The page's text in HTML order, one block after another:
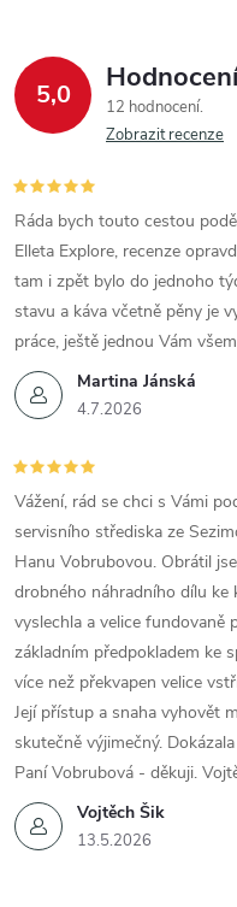
5,0
12 hodnocení
Zobrazit recenze
Martina Jánská
4.7.2026
Ráda bych touto cestou
Elleta Explore, recenze
tam i zpět bylo do jednoho
stavu a káva včetně pěny je
práce, ještě jednou Vám
Vojtěch Šik
13.5.2026
Vážení, rád se chci s Vámi
servisního střediska ze
Hanu Vobrubovou. Obrátil
drobného náhradního dílu ke
vyslechla a velice fundovaně
základním předpokladem ke
více než překvapen velice
Její přístup a snaha vyhovět
skutečně výjimečný.
Paní Vobrubová - děkuji.